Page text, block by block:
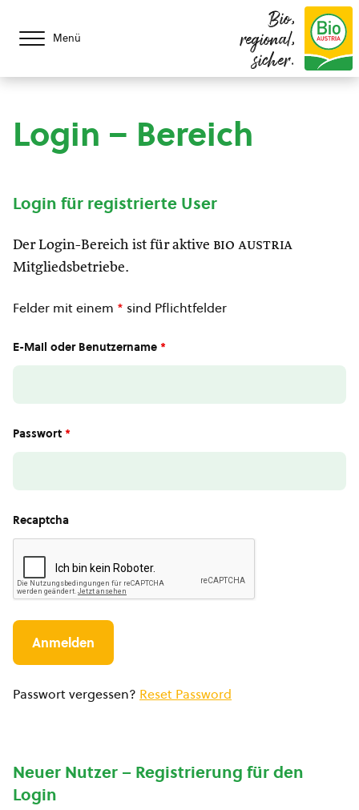
Menü
Bio,
regional,
sicher.
Login – Bereich
Login für registrierte User
Der Login-Bereich ist für aktive bio austria
Mitgliedsbetriebe.
Felder mit einem * sind Pflichtfelder
E-Mail oder Benutzername *
Passwort *
Recaptcha
Passwort vergessen? Reset Password
Neuer Nutzer – Registrierung für den
Login